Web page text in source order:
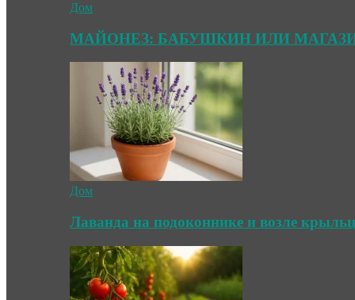
Дом
МАЙОНЕЗ: БАБУШКИН ИЛИ
Дом
Лаванда на подоконнике и возле